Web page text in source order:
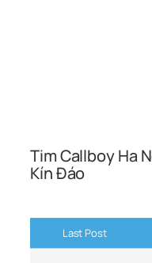
Tim Callboy Ha
Kín Đáo
Last Post